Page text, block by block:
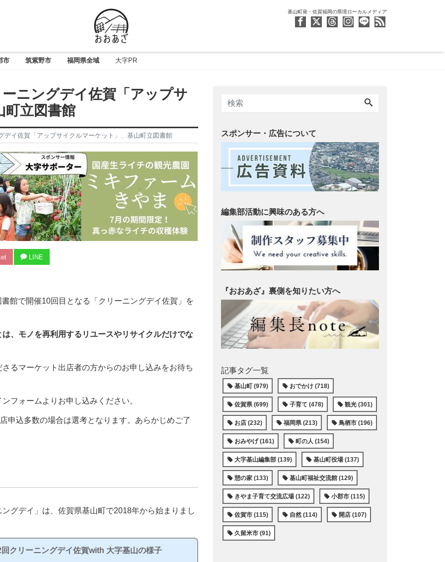
基山町発・佐賀福岡の県境ローカルメディア
市 筑紫野市 福岡県全域 大字PR
ニングデイ佐賀「アップサ
町立図書館
デイ佐賀「アップサイクルマーケット」、基山町立図書館
LINE
館で開催10回目となる「クリーニングデイ佐賀」を
、モノを再利用するリユースやリサイクルだけでな
るマーケット出店者の方からのお申し込みをお待ち
フォームよりお申し込みください。
申込多数の場合は選考となります。あらかじめご了
グデイ」は、佐賀県基山町で2018年から始まりまし
クリーニングデイ佐賀with 大字基山の様子
スポンサー・広告について
編集部活動に興味のある方へ
『おおあざ』裏側を知りたい方へ
記事タグ一覧
基山町 (979) おでかけ (718)
佐賀県 (699) 子育て (478) 観光 (301)
お店 (232) 福岡県 (213) 鳥栖市 (196)
おみやげ (161) 町の人 (154)
大字基山編集部 (139) 基山町役場 (137)
憩の家 (133) 基山町福祉交流館 (129)
きやま子育て交流広場 (122) 小郡市 (115)
佐賀市 (115) 自然 (114) 開店 (107)
久留米市 (91)